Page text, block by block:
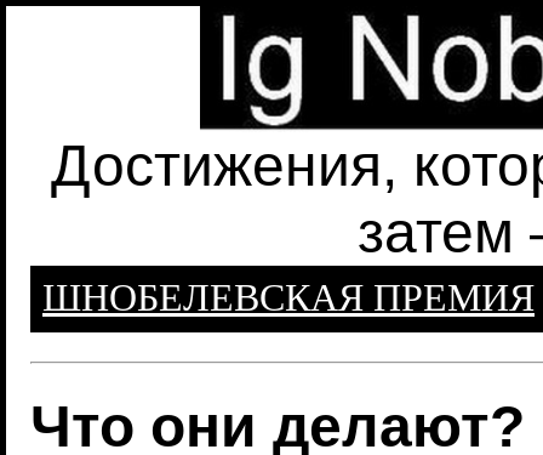
Достижения,
затем
ШНОБЕЛЕВСКАЯ ПРЕМИЯ
Что они делают?